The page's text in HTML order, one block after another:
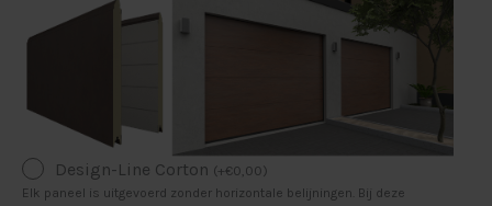
Design-Line Corton (+€ 0,00 )
Elk paneel is uitgevoerd zonder horizontale belijningen. Bij deze